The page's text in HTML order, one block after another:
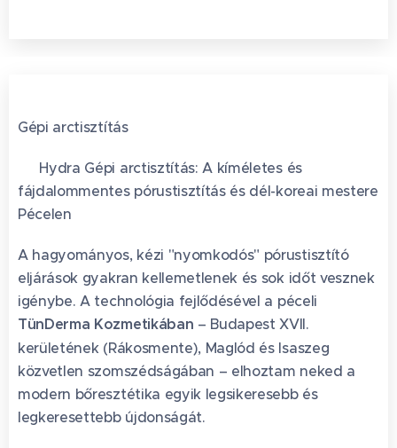
Gépi arctisztítás
🧪 Hydra Gépi arctisztítás: A kíméletes és
fájdalommentes pórustisztítás és dél-koreai mestere
Pécelen
A hagyományos, kézi "nyomkodós" pórustisztító
eljárások gyakran kellemetlenek és sok időt vesznek
igénybe. A technológia fejlődésével a péceli
TünDerma Kozmetikában – Budapest XVII.
kerületének (Rákosmente), Maglód és Isaszeg
közvetlen szomszédságában – elhoztam neked a
modern bőresztétika egyik legsikeresebb és
legkeresettebb újdonságát.